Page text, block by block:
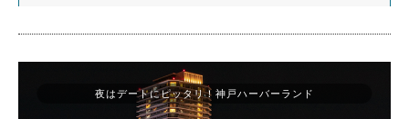
夜はデートにピッタリ！神戸ハーバーランド